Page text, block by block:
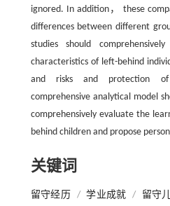
ignored. In addition， these
differences between different
studies should
characteristics of left-behind
and risks and protection
comprehensive analytical model
comprehensively evaluate the
behind children and propose
关键词
留守经历 / 学业成就 / 留守